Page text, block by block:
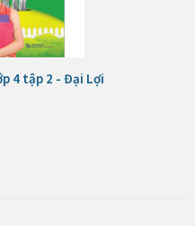
4 tập 2 - Đại Lợi